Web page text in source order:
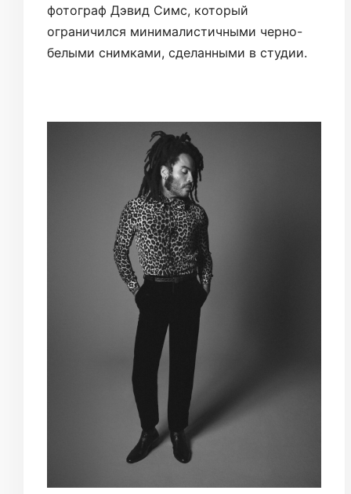
фотограф Дэвид Симс, который
ограничился минималистичными черно-
белыми снимками, сделанными в студии.